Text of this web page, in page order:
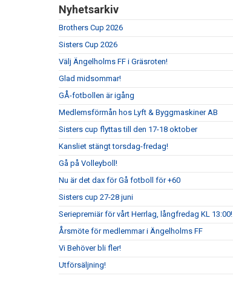
Nyhetsarkiv
Brothers Cup 2026
Sisters Cup 2026
Välj Ängelholms FF i Gräsroten!
Glad midsommar!
GÅ-fotbollen är igång
Medlemsförmån hos Lyft & Byggmaskiner AB
Sisters cup flyttas till den 17-18 oktober
Kansliet stängt torsdag-fredag!
Gå på Volleyboll!
Nu är det dax för Gå fotboll för +60
Sisters cup 27-28 juni
Seriepremiär för vårt Herrlag, långfredag KL 13:00!
Årsmöte för medlemmar i Ängelholms FF
Vi Behöver bli fler!
Utförsäljning!